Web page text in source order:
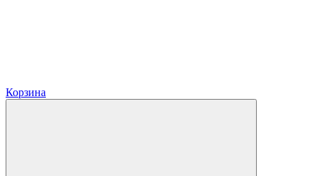
Корзина